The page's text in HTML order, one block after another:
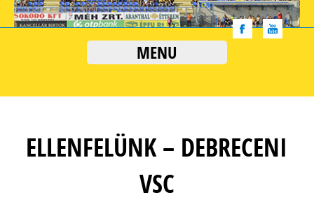
MENU
ELLENFELÜNK – DEBRECENI
VSC